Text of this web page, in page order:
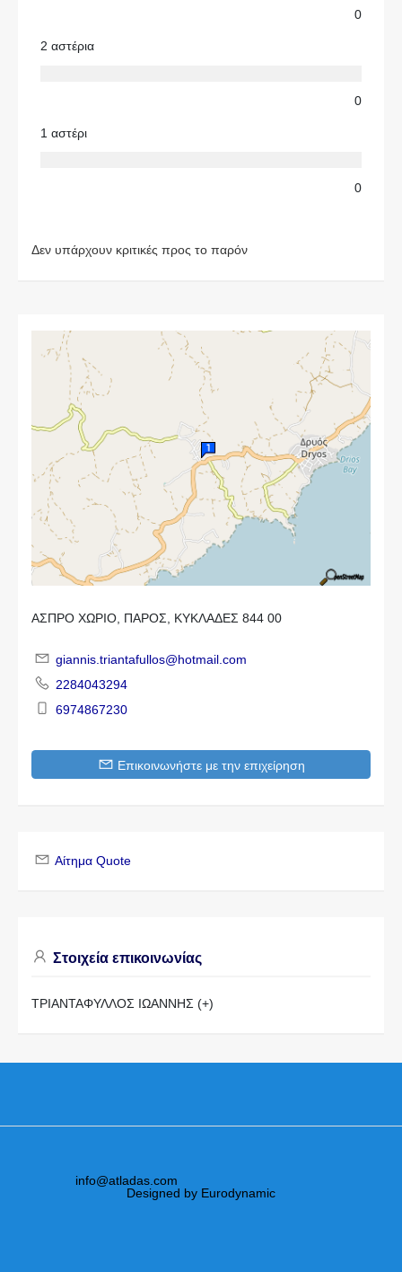
0
2 αστέρια
0
1 αστέρι
0
Δεν υπάρχουν κριτικές προς το παρόν
ΑΣΠΡΟ ΧΩΡΙΟ, ΠΑΡΟΣ, ΚΥΚΛΑΔΕΣ 844 00
giannis.triantafullos@hotmail.com
2284043294
6974867230
Επικοινωνήστε με την επιχείρηση
Αίτημα Quote
Στοιχεία επικοινωνίας
ΤΡΙΑΝΤΑΦΥΛΛΟΣ ΙΩΑΝΝΗΣ (+)
info@atladas.com
Designed by Eurodynamic